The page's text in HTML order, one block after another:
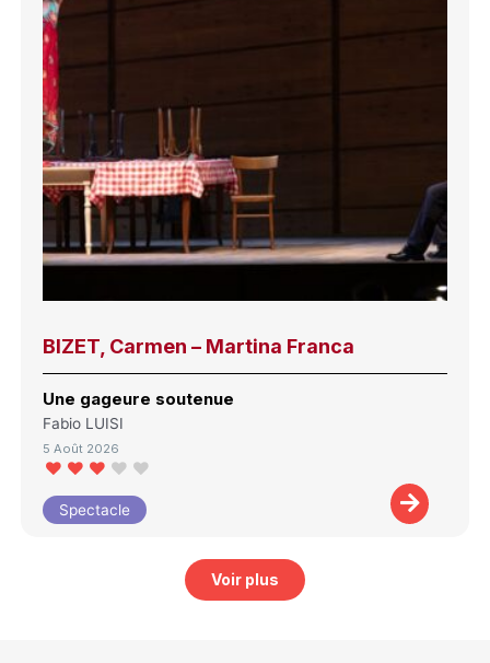
BIZET, Carmen – Martina Franca
Une gageure soutenue
Fabio LUISI
5 Août 2026
Spectacle
Voir plus